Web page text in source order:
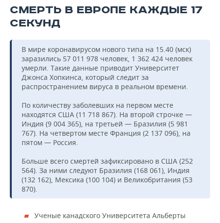
СМЕРТЬ В ЕВРОПЕ КАЖДЫЕ 17
СЕКУНД
В мире коронавирусом нового типа на 15.40 (мск)
заразились 57 011 978 человек, 1 362 424 человек
умерли. Такие данные приводит Университет
Джонса Хопкинса, который следит за
распространением вируса в реальном времени.
По количеству заболевших на первом месте
находятся США (11 718 867). На второй строчке —
Индия (9 004 365), на третьей — Бразилия (5 981
767). На четвертом месте Франция (2 137 096), на
пятом — Россия.
Больше всего смертей зафиксировано в США (252
564). За ними следуют Бразилия (168 061), Индия
(132 162), Мексика (100 104) и Великобритания (53
870).
Ученые канадского Университета Альберты